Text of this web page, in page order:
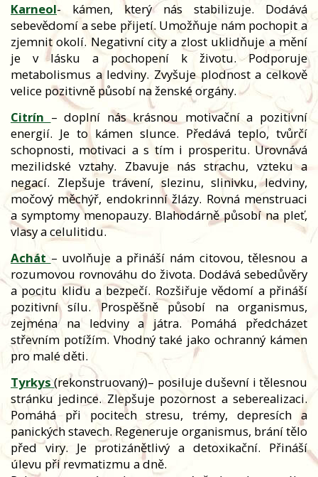
Karneol- kámen, který nás stabilizuje. Dodává
sebevědomí a sebe přijetí. Umožňuje nám pochopit a
zjemnit okolí. Negativní city a zlost uklidňuje a mění
je v lásku a pochopení k životu. Podporuje
metabolismus a ledviny. Zvyšuje plodnost a celkově
velice pozitivně působí na ženské orgány.
Citrín – doplní nás krásnou motivační a pozitivní
energií. Je to kámen slunce. Předává teplo, tvůrčí
schopnosti, motivaci a s tím i prosperitu. Urovnává
mezilidské vztahy. Zbavuje nás strachu, vzteku a
negací. Zlepšuje trávení, slezinu, slinivku, ledviny,
močový měchýř, endokrinní žlázy. Rovná menstruaci
a symptomy menopauzy. Blahodárně působí na pleť,
vlasy a celulitidu.
Achát – uvolňuje a přináší nám citovou, tělesnou a
rozumovou rovnováhu do života. Dodává sebedůvěry
a pocitu klidu a bezpečí. Rozšiřuje vědomí a přináší
pozitivní sílu. Prospěšně působí na organismus,
zejména na ledviny a játra. Pomáhá předcházet
střevním potížím. Vhodný také jako ochranný kámen
pro malé děti.
Tyrkys(rekonstruovaný)– posiluje duševní i tělesnou
stránku jedince. Zlepšuje pozornost a seberealizaci.
Pomáhá při pocitech stresu, trémy, depresích a
panických stavech. Regeneruje organismus, brání tělo
před viry. Je protizánětlivý a detoxikační. Přináší
úlevu při revmatizmu a dně.